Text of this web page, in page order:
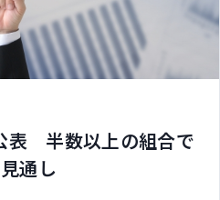
表 半数以上の組合で
通し